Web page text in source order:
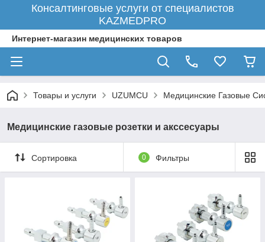
Консалтинговые услуги от специалистов
KAZMEDPRO
Интернет-магазин медицинских товаров
Товары и услуги UZUMCU Медицинские Газовые
Медицинские газовые розетки и акссесуары
Сортировка 0 Фильтры